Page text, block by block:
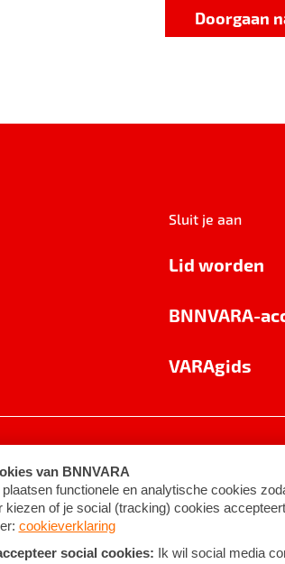
Doorgaan
Sluit je aan
Lid worden
BNNVARA-
VARAgids
Algemene voorwaarden ©2026